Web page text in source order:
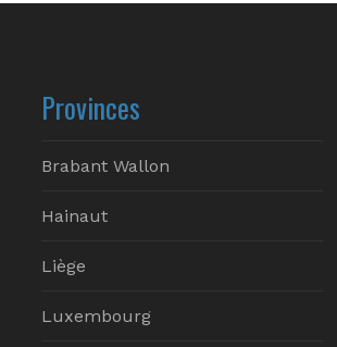
Provinces
Brabant Wallon
Hainaut
Liège
Luxembourg